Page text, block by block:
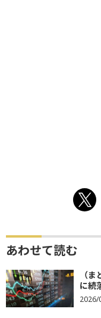
あわせて読む
（
に続
2026/